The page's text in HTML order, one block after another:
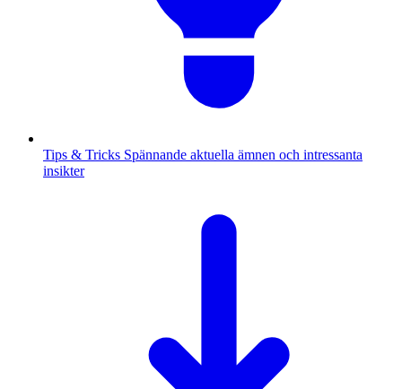
Tips & Tricks Spännande aktuella ämnen och intressanta
insikter